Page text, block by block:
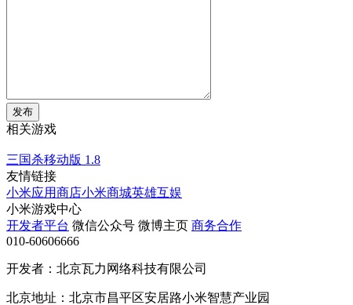
发布
相关游戏
三国杀移动版 1.8
友情链接
小米应用商店小米商城英雄互娱
小米游戏中心
开发者平台 微信公众号 微博主页 商务合作
010-60606666
开发者：北京瓦力网络科技有限公司
北京地址：北京市昌平区安居路小米智慧产业园